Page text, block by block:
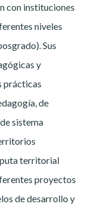
con instituciones
niveles
Sus
y
prácticas
de
sistema
territorial
proyectos
de desarrollo y